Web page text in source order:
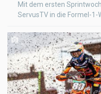
Mit dem ersten
ServusTV in die Formel-1-